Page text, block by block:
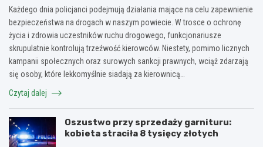
Każdego dnia policjanci podejmują działania mające na celu zapewnienie
bezpieczeństwa na drogach w naszym powiecie. W trosce o ochronę
życia i zdrowia uczestników ruchu drogowego, funkcjonariusze
skrupulatnie kontrolują trzeźwość kierowców. Niestety, pomimo licznych
kampanii społecznych oraz surowych sankcji prawnych, wciąż zdarzają
się osoby, które lekkomyślnie siadają za kierownicą…
Czytaj dalej
Oszustwo przy sprzedaży garnituru:
kobieta straciła 8 tysięcy złotych